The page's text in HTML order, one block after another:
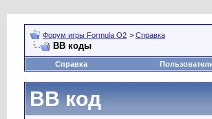
Форум игры Formula O2 > Справка
BB коды
Справка
BB код